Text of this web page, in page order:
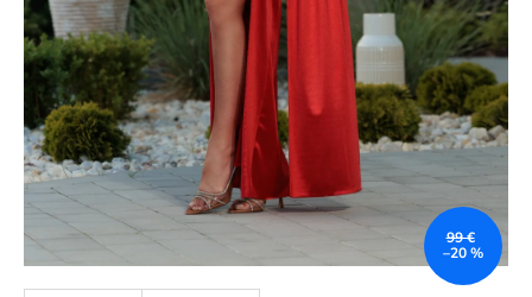
99 €
–20 %
e
n
á
j
s
ť
?